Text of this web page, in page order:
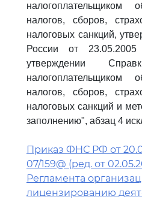
налогоплательщиком
налогов, сборов,
налоговых санкций,
России от
утверждении
налогоплательщиком
налогов, сборов,
налоговых санкций и
заполнению", абзац 4
Приказ ФНС РФ от
07/159@ (ред. от
Регламента
лицензированию